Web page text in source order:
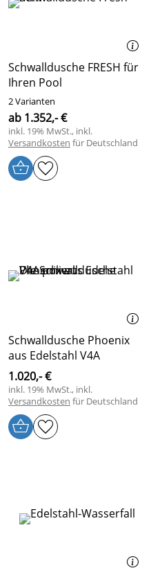
Schwalldusche FRESH für
Ihren Pool
2 Varianten
ab 1.352,- €
inkl. 19% MwSt., inkl.
Versandkosten für Deutschland
Schwalldusche Phoenix
aus Edelstahl V4A
1.020,- €
inkl. 19% MwSt., inkl.
Versandkosten für Deutschland